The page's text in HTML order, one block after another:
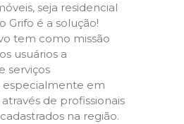
seja residencial
Grifo é a solução!
tem como missão
usuários a
serviços
em
de profissionais
na região.